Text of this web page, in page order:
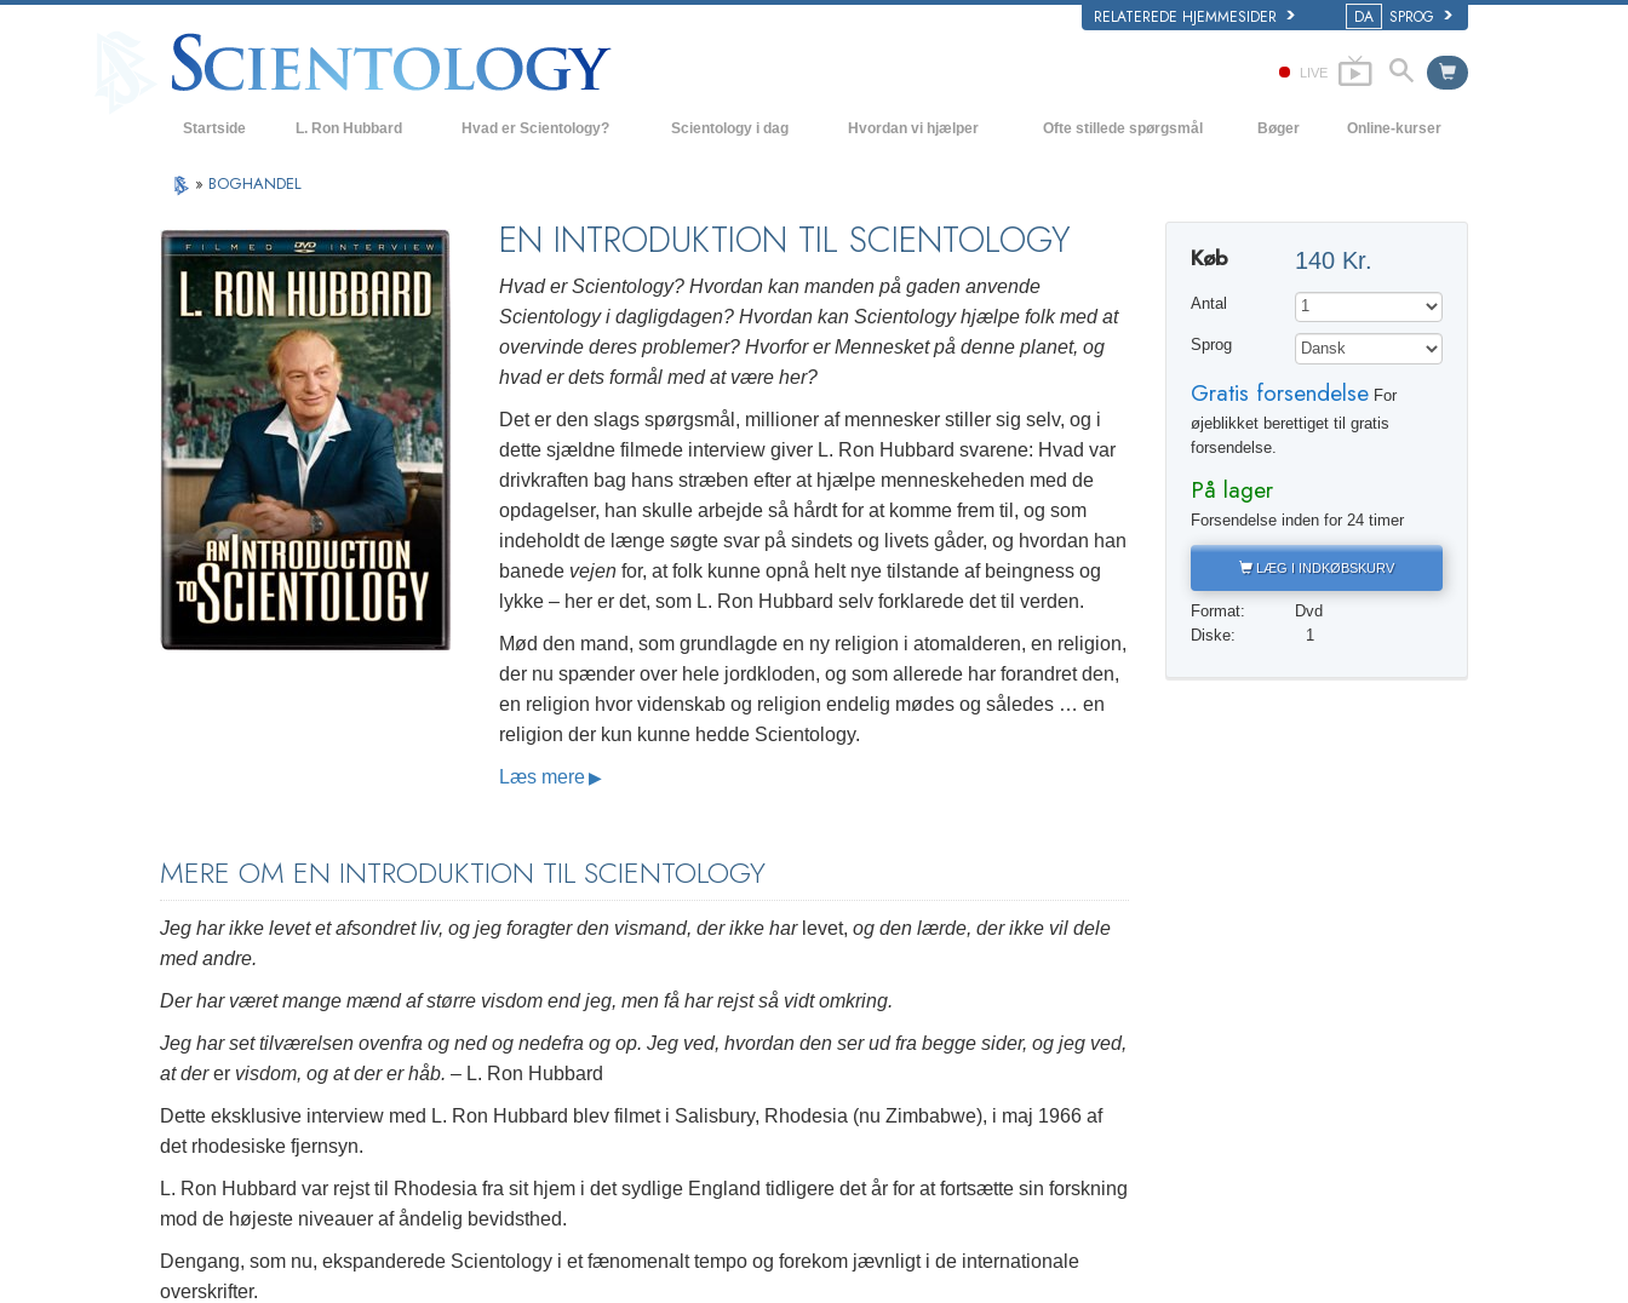
RELATEREDE HJEMMESIDER DA SPROG
LIVE
Startside L. Ron Hubbard Hvad er Scientology?
Mød en scientolog
Indenfor i en Kirke
i Scientology
En introduktion til Dianetics
Kærlighed og had –
Hvad er storhed?
Scientology i dag
Flag Landbasen
Freewinds
David Miscavige - Scientology
religionens kirkelige leder
Hvordan vi hjælper Ofte stillede spørgsmål
Scientology organisationerne
Bøger
Lydbøger
Introducerende foredrag
Online-kurser
Tilværelsens dynamikker
Forståelse
Løsninger til hjælp mod de farlige
Integritet og ærlighed
Følelsernes toneskala
Løsningen på stoffer
Børn
» BOGHANDEL
EN INTRODUKTION TIL SCIENTOLOGY
Hvad er Scientology? Hvordan kan manden på gaden anvende
Scientology i dagligdagen? Hvordan kan Scientology hjælpe folk med at
overvinde deres problemer? Hvorfor er Mennesket på denne planet, og
hvad er dets formål med at være her?
Det er den slags spørgsmål, millioner af mennesker stiller sig selv, og i
dette sjældne filmede interview giver L. Ron Hubbard svarene: Hvad var
drivkraften bag hans stræben efter at hjælpe menneskeheden med de
opdagelser, han skulle arbejde så hårdt for at komme frem til, og som
indeholdt de længe søgte svar på sindets og livets gåder, og hvordan han
banede vejen for, at folk kunne opnå helt nye tilstande af beingness og
lykke – her er det, som L. Ron Hubbard selv forklarede det til verden.
Mød den mand, som grundlagde en ny religion i atomalderen, en religion,
der nu spænder over hele jordkloden, og som allerede har forandret den,
en religion hvor videnskab og religion endelig mødes og således … en
religion der kun kunne hedde Scientology.
Læs mere
Køb 140 Kr.
Antal
Sprog
Gratis forsendelseFor
øjeblikket berettiget til gratis
forsendelse.
På lager
Forsendelse inden for 24 timer
LÆG I INDKØBSKURV
Format:
Dvd
Diske:
1
MERE OM EN INTRODUKTION TIL SCIENTOLOGY
Jeg har ikke levet et afsondret liv, og jeg foragter den vismand, der ikke har levet, og den lærde, der ikke vil dele
med andre.
Der har været mange mænd af større visdom end jeg, men få har rejst så vidt omkring.
Jeg har set tilværelsen ovenfra og ned og nedefra og op. Jeg ved, hvordan den ser ud fra begge sider, og jeg ved,
at derer visdom, og at der er håb. – L. Ron Hubbard
Dette eksklusive interview med L. Ron Hubbard blev filmet i Salisbury, Rhodesia (nu Zimbabwe), i maj 1966 af
det rhodesiske fjernsyn.
L. Ron Hubbard var rejst til Rhodesia fra sit hjem i det sydlige England tidligere det år for at fortsætte sin forskning
mod de højeste niveauer af åndelig bevidsthed.
Dengang, som nu, ekspanderede Scientology i et fænomenalt tempo og forekom jævnligt i de internationale
overskrifter.